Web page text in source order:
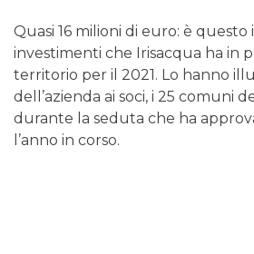
Quasi 16 milioni di euro: è questo
investimenti che Irisacqua ha in
territorio per il 2021. Lo hanno
dell’azienda ai soci, i 25 comuni
durante la seduta che ha
l’anno in corso.